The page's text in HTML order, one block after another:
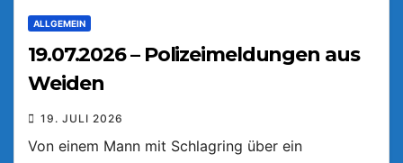
ALLGEMEIN
19.07.2026 – Polizeimeldungen aus
Weiden
19. JULI 2026
Von einem Mann mit Schlagring über ein